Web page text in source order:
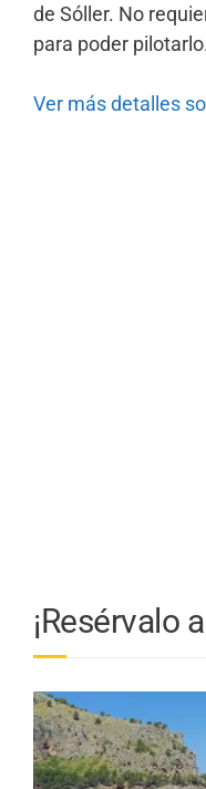
de Sóller. No
para poder pilotarlo.
Ver más detalles
¡Resérvalo